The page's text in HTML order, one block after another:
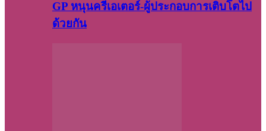
GP หนุนครีเอเตอร์-ผู้ประกอบการเติบโตไป
ด้วยกัน